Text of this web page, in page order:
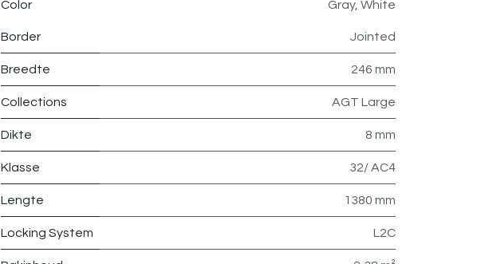
Color Gray, White
Border Jointed
Breedte 246 mm
Collections AGT Large
Dikte 8 mm
Klasse 32/ AC4
Lengte 1380 mm
Locking System L2C